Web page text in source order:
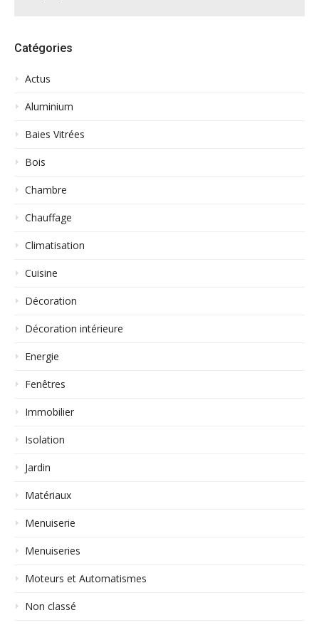
Catégories
Actus
Aluminium
Baies Vitrées
Bois
Chambre
Chauffage
Climatisation
Cuisine
Décoration
Décoration intérieure
Energie
Fenêtres
Immobilier
Isolation
Jardin
Matériaux
Menuiserie
Menuiseries
Moteurs et Automatismes
Non classé